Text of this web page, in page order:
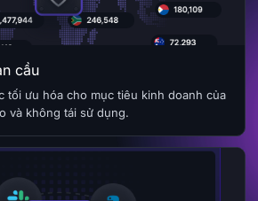
cầu
tối ưu hóa cho mục tiêu kinh doanh của
và không tái sử dụng.